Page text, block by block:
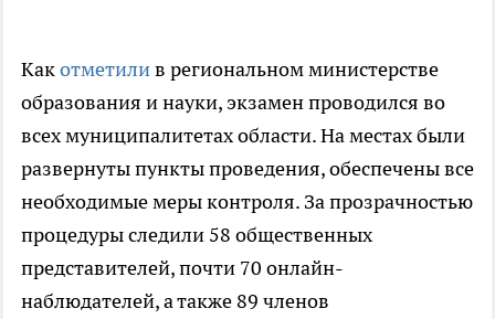
Какотметилив региональном министерстве
образования и науки, экзамен проводился во
всех муниципалитетах области. На местах были
развернуты пункты проведения, обеспечены все
необходимые меры контроля. За прозрачностью
процедуры следили 58 общественных
представителей, почти 70 онлайн-
наблюдателей, а также 89 членов